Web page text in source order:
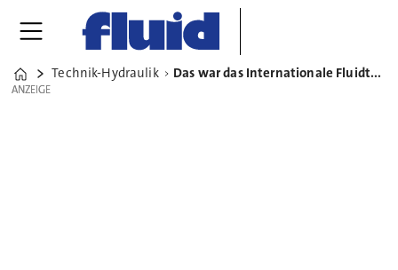
Home
Technik-Hydraulik Das war das Internationale Fluidtechnische Kolloquium 2022
ANZEIGE
ANZEIGE